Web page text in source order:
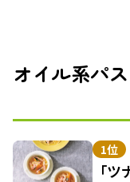
オイル系パ
1位
「